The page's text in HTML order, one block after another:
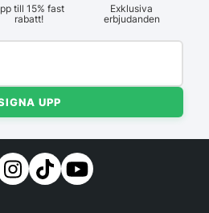
till 15% fast
rabatt!
Exklusiva
erbjudanden
UPP